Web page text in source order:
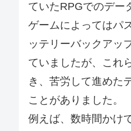
ていたRPGでのデー
ゲームによってはパ
ッテリーバックアッ
ていましたが、これ
き、苦労して進めた
ことがありました。
例えば、数時間かけ